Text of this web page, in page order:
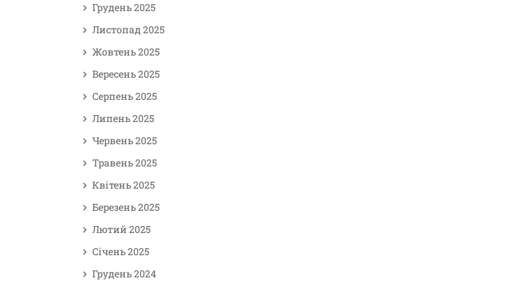
Грудень 2025
Листопад 2025
Жовтень 2025
Вересень 2025
Серпень 2025
Липень 2025
Червень 2025
Травень 2025
Квітень 2025
Березень 2025
Лютий 2025
Січень 2025
Грудень 2024